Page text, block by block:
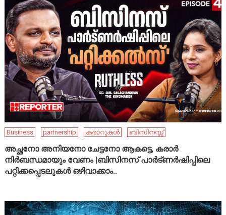
Business partnership കരാറുകൾ ബിസിനസ്സ്
അച്ഛനോ അനിയനോ ചേട്ടനോ ആകട്ടെ, കരാർ
നിർബന്ധമായും വേണം |ബിസിനസ് പാർട്ണർഷിപ്പിലെ
പറ്റിക്കപ്പെടലുകൾ ഒഴിവാക്കാം..